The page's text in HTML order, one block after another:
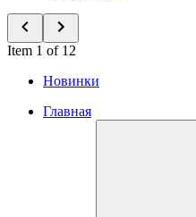
Item 1 of 12
Новинки
Главная